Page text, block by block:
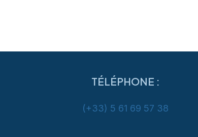
TÉLÉPHONE :
(+33) 5 61 69 57 38